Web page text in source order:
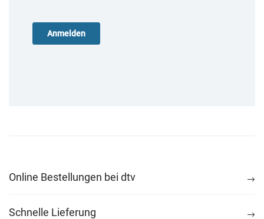
Online Bestellungen bei dtv
Schnelle Lieferung